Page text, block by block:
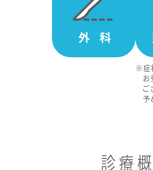
※症
お
ご
予
診療